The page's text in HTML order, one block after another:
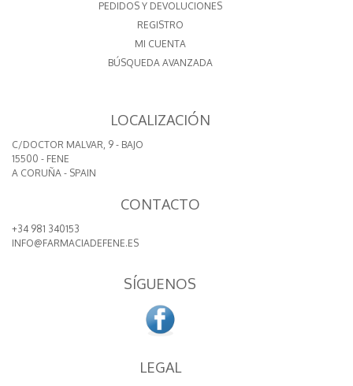
PEDIDOS Y DEVOLUCIONES
REGISTRO
MI CUENTA
BÚSQUEDA AVANZADA
LOCALIZACIÓN
C/DOCTOR MALVAR, 9 - BAJO
15500 - FENE
A CORUÑA - SPAIN
CONTACTO
+34 981 340153
INFO@FARMACIADEFENE.ES
SÍGUENOS
LEGAL